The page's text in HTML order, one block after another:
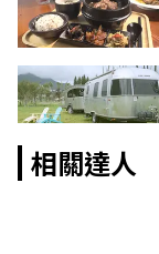
相關達人